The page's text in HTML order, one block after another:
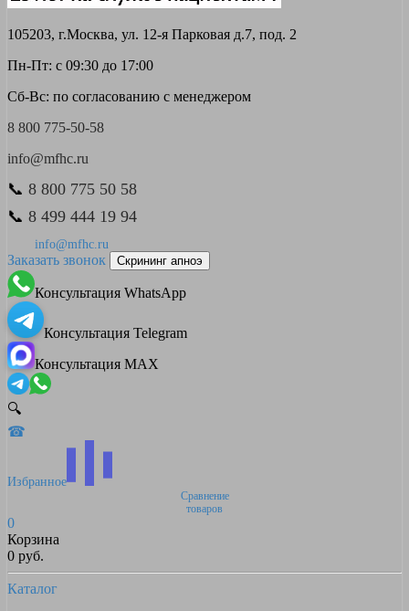
105203, г.Москва, ул. 12-я Парковая д.7, под. 2
Пн-Пт: с 09:30 до 17:00
Сб-Вс: по согласованию с менеджером
8 800 775-50-58
info@mfhc.ru
📞 8 800 775 50 58
📞 8 499 444 19 94
info@mfhc.ru
Заказать звонок Скрининг апноэ
Консультация WhatsApp
Консультация Telegram
Консультация MAX
🔍
☎
Избранное
Сравнение
товаров
0
Корзина
0 руб.
Каталог